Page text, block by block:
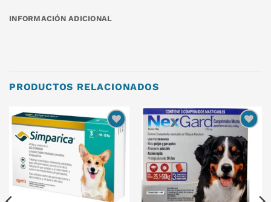
INFORMACIÓN ADICIONAL
PRODUCTOS RELACIONADOS